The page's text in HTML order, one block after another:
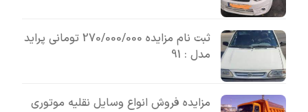
ثبت نام مزایده 270/000/000 تومانی پراید
مدل : 91
مزایده فروش انواع وسایل نقلیه موتوری